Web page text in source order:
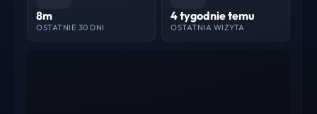
8m
OSTATNIE 30 DNI
4 tygodnie temu
OSTATNIA WIZYTA